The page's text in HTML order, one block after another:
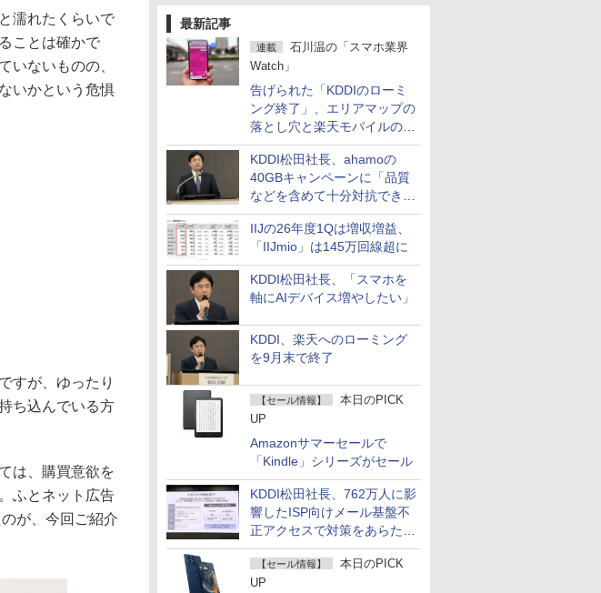
最新記事
連載
石川温の「スマホ業界
Watch」
告げられた「KDDIのローミ
ング終了」、エリアマップの
落とし穴と楽天モバイルの課
題
KDDI松田社長、ahamoの
40GBキャンペーンに「品質
などを含めて十分対抗でき
る」
IIJの26年度1Qは増収増益、
「IIJmio」は145万回線超に
KDDI松田社長、「スマホを
軸にAIデバイス増やしたい」
KDDI、楽天へのローミング
を9月末で終了
【セール情報】
本日のPICK
UP
Amazonサマーセールで
「Kindle」シリーズがセール
KDDI松田社長、762万人に影
響したISP向けメール基盤不
正アクセスで対策をあらため
て説明
【セール情報】
本日のPICK
UP
濡れたくらいで
ことは確かで
いないものの、
いかという危惧
すが、ゆったり
ち込んでいる方
は、購買意欲を
ふとネット広告
が、今回ご紹介